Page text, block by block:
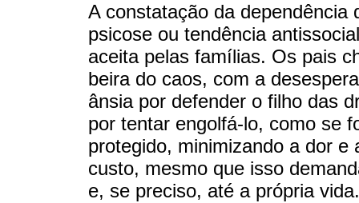
A constatação da
psicose ou tendência
aceita pelas famílias. Os pais
beira do caos, com a
ânsia por defender o filho das
por tentar engolfá-lo, como se
protegido, minimizando a dor
custo, mesmo que isso
e, se preciso, até a própria vida.